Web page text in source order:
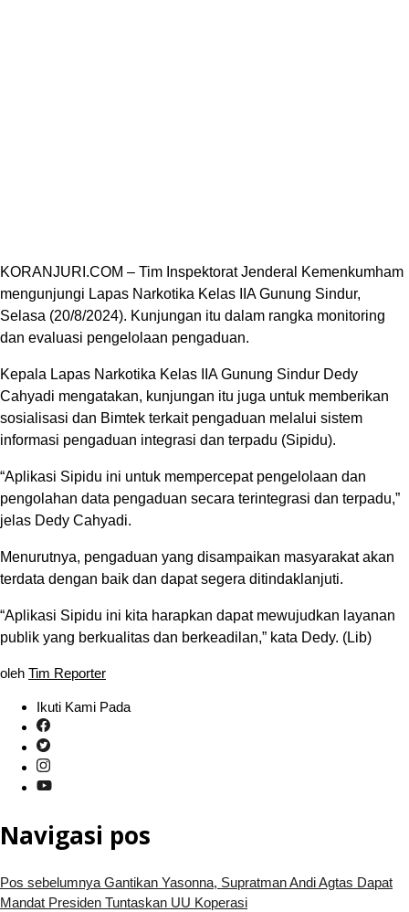
KORANJURI.COM – Tim Inspektorat Jenderal Kemenkumham
mengunjungi Lapas Narkotika Kelas IIA Gunung Sindur,
Selasa (20/8/2024). Kunjungan itu dalam rangka monitoring
dan evaluasi pengelolaan pengaduan.
Kepala Lapas Narkotika Kelas IIA Gunung Sindur Dedy
Cahyadi mengatakan, kunjungan itu juga untuk memberikan
sosialisasi dan Bimtek terkait pengaduan melalui sistem
informasi pengaduan integrasi dan terpadu (Sipidu).
“Aplikasi Sipidu ini untuk mempercepat pengelolaan dan
pengolahan data pengaduan secara terintegrasi dan terpadu,”
jelas Dedy Cahyadi.
Menurutnya, pengaduan yang disampaikan masyarakat akan
terdata dengan baik dan dapat segera ditindaklanjuti.
“Aplikasi Sipidu ini kita harapkan dapat mewujudkan layanan
publik yang berkualitas dan berkeadilan,” kata Dedy. (Lib)
oleh Tim Reporter
Ikuti Kami Pada
Navigasi pos
Pos sebelumnya Gantikan Yasonna, Supratman Andi Agtas Dapat
Mandat Presiden Tuntaskan UU Koperasi